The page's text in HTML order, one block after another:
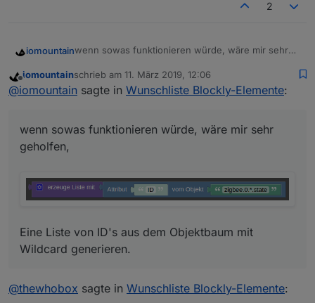
2
iomountainwenn sowas funktionieren würde, wäre mir sehr
Wildcard generieren.
Offline
iomountainschrieb am 11. März 2019, 12:06
zuletzt editiert von
@iomountain sagte in Wunschliste Blockly-Elemente:
wenn sowas funktionieren würde, wäre mir sehr
geholfen,
Eine Liste von ID's aus dem Objektbaum mit
Wildcard generieren.
@thewhobox sagte in Wunschliste Blockly-Elemente: